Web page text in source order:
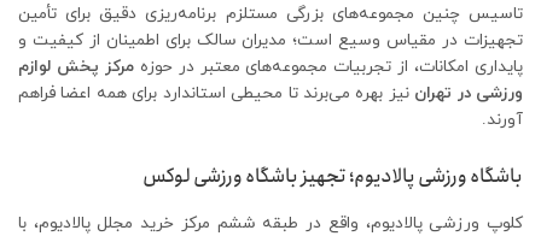
تاسیس چنین مجموعه‌های بزرگی مستلزم برنامه‌ریزی دقیق برای تأمین
تجهیزات در مقیاس وسیع است؛ مدیران سالک برای اطمینان از کیفیت و
پایداری امکانات، از تجربیات مجموعه‌های معتبر در حوزهمرکز پخش لوازم
ورزشی در تهران نیز بهره می‌برند تا محیطی استاندارد برای همه اعضا فراهم
آورند.
باشگاه ورزشی پالادیوم؛ تجهیز باشگاه ورزشی لوکس
کلوپ ورزشی پالادیوم، واقع در طبقه ششم مرکز خرید مجلل پالادیوم، با